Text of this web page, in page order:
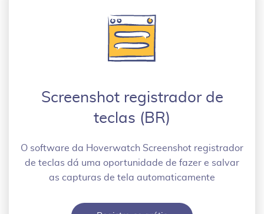
Screenshot registrador de
teclas (BR)
O software da Hoverwatch Screenshot registrador
de teclas dá uma oportunidade de fazer e salvar
as capturas de tela automaticamente